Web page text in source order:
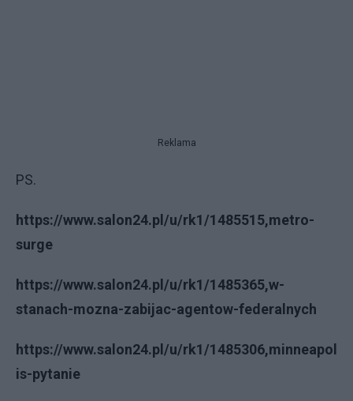
Reklama
PS.
https://www.salon24.pl/u/rk1/1485515,metro-
surge
https://www.salon24.pl/u/rk1/1485365,w-
stanach-mozna-zabijac-agentow-federalnych
https://www.salon24.pl/u/rk1/1485306,minneapol
is-pytanie